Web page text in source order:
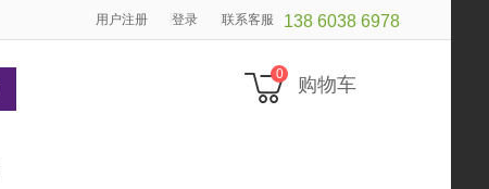
用户注册 登录 联系客服 138 6038 6978
0 购物车